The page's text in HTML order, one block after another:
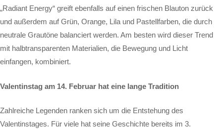
„Radiant Energy“ greift ebenfalls auf einen frischen Blauton zurück
und außerdem auf Grün, Orange, Lila und Pastellfarben, die durch
neutrale Grautöne balanciert werden. Am besten wird dieser Trend
mit halbtransparenten Materialien, die Bewegung und Licht
einfangen, kombiniert.
Valentinstag am 14. Februar hat eine lange Tradition
Zahlreiche Legenden ranken sich um die Entstehung des
Valentinstages. Für viele hat seine Geschichte bereits im 3.